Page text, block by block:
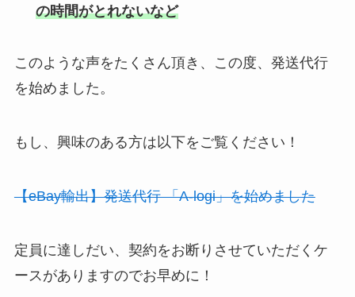
の時間がとれないなど
このような声をたくさん頂き、この度、発送代行
を始めました。
もし、興味のある方は以下をご覧ください！
【eBay輸出】発送代行 「A-logi」を始めました
定員に達しだい、契約をお断りさせていただくケ
ースがありますのでお早めに！